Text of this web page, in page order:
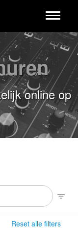
Toggle
online op
Reset alle filters